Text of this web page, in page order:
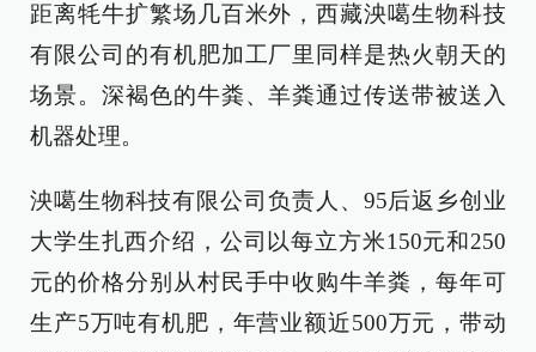
距离牦牛扩繁场几百米外，西藏泱噶生物科技
有限公司的有机肥加工厂里同样是热火朝天的
场景。深褐色的牛粪、羊粪通过传送带被送入
机器处理。
泱噶生物科技有限公司负责人、95后返乡创业
大学生扎西介绍，公司以每立方米150元和250
元的价格分别从村民手中收购牛羊粪，每年可
生产5万吨有机肥，年营业额近500万元，带动